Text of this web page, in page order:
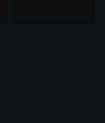
गिरफ्तार